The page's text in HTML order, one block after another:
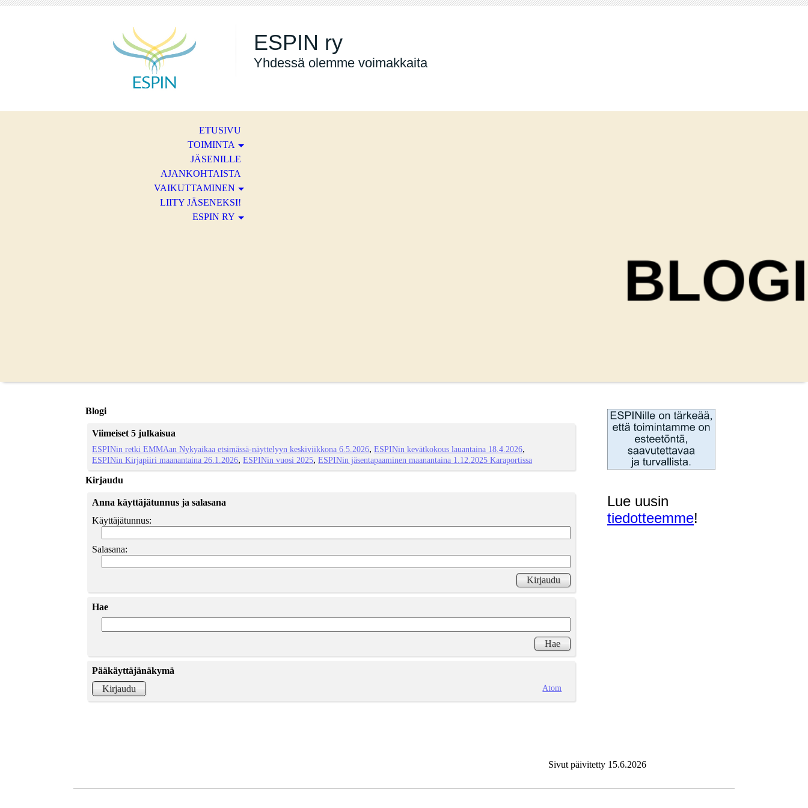
ESPIN ry
Yhdessä olemme voimakkaita
ETUSIVU
TOIMINTA
JÄSENILLE
AJANKOHTAISTA
VAIKUTTAMINEN
LIITY JÄSENEKSI!
ESPIN RY
Blogi
Viimeiset 5 julkaisua
ESPINin retki EMMAan Nykyaikaa etsimässä-näyttelyyn keskiviikkona 6.5.2026 ESPINin kevätkokous lauantaina 18.4.2026
ESPINin Kirjapiiri maanantaina 26.1.2026 ESPINin vuosi 2025 ESPINin jäsentapaaminen maanantaina 1.12.2025 Karaportissa
Kirjaudu
Anna käyttäjätunnus ja salasana
Käyttäjätunnus:
Salasana:
Hae
Pääkäyttäjänäkymä
Kirjaudu
Atom
Lue uusin
tiedotteemme!
Sivut päivitetty 15.6.2026